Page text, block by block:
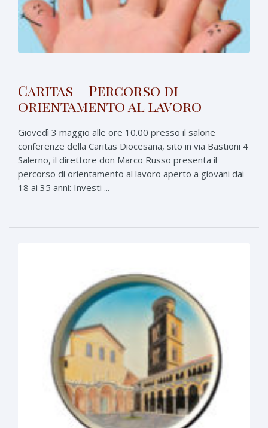
Caritas – Percorso di
orientamento al lavoro
Giovedì 3 maggio alle ore 10.00 presso il salone
conferenze della Caritas Diocesana, sito in via Bastioni 4
Salerno, il direttore don Marco Russo presenta il
percorso di orientamento al lavoro aperto a giovani dai
18 ai 35 anni: Investi ...